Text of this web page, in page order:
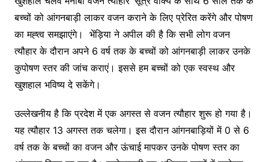
बच्चों को आंगनबाड़ी लाकर वजन कराने के लिए प्रेरित करेंगे और पोषण
का मह्त्व समझाएंगे। भेंड़िया ने अपील की है कि सभी लोग वजन
त्यौहार के दौरान अपने 6 वर्ष तक के बच्चों को आंगनबाड़ी लाकर उनके
कुपोषण स्तर की जांच कराएं। इससे हम बच्चों को एक स्वस्थ और
खुशहाल भविष्य दे सकेंगे।
उल्लेखनीय है कि प्रदेश में एक अगस्त से वजन त्यौहार शुरू हो गया है।
यह त्यौहार 13 अगस्त तक चलेगा। इस दौरान आंगनबाड़ियों में 0 से 6
वर्ष तक के बच्चों का वजन और ऊंचाई मापकर उनके पोषण स्तर का